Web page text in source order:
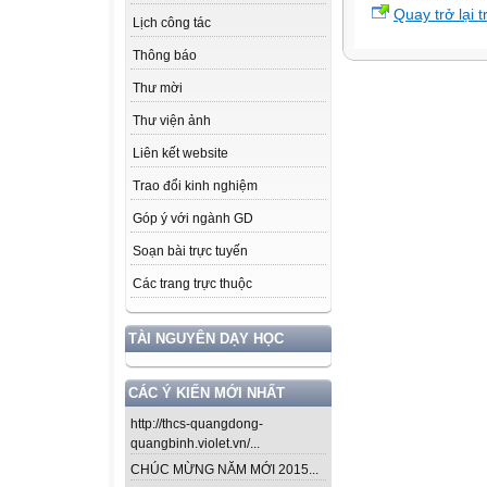
Lịch công tác
Thông báo
Thư mời
Thư viện ảnh
Liên kết website
Trao đổi kinh nghiệm
Góp ý với ngành GD
Soạn bài trực tuyến
Các trang trực thuộc
TÀI NGUYÊN DẠY HỌC
CÁC Ý KIẾN MỚI NHẤT
http://thcs-quangdong-
quangbinh.violet.vn/...
CHÚC MỪNG NĂM MỚI 2015...
Quay trở lại